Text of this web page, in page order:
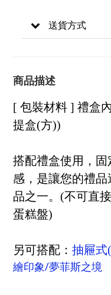
送貨方式
商品描述
[ 包裝材料 ] 禮盒
提盒(方))
搭配禮盒使用，
感，是讓您的禮
品之一。(不可直
蛋糕盤)
另可搭配： 抽屜式
繪印象/夢菲斯之境